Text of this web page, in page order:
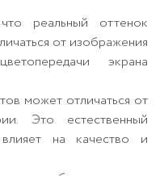
реальный оттенок
от изображения
экрана
может отличаться от
Это естественный
на качество и